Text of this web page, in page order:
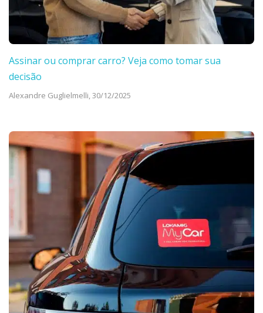
Assinar ou comprar carro? Veja como tomar sua
decisão
Alexandre Guglielmelli,30/12/2025